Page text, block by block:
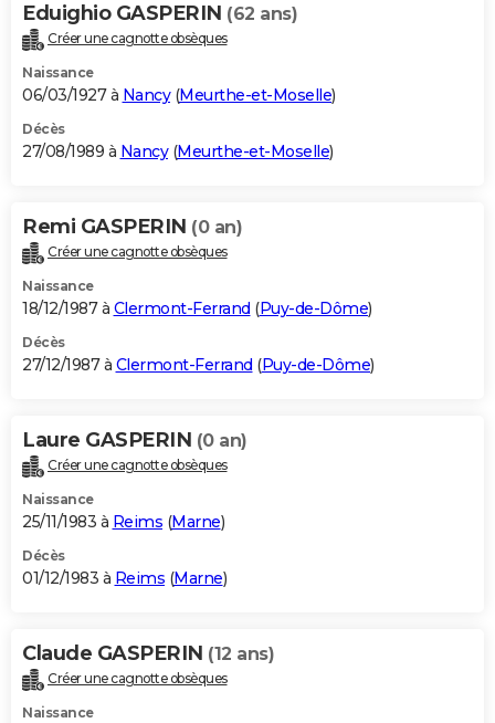
Eduighio GASPERIN (62 ans)
Créer une cagnotte obsèques
Naissance
06/03/1927 à Nancy(Meurthe-et-Moselle)
Décès
27/08/1989 à Nancy(Meurthe-et-Moselle)
Remi GASPERIN (0 an)
Créer une cagnotte obsèques
Naissance
18/12/1987 à Clermont-Ferrand (Puy-de-Dôme)
Décès
27/12/1987 à Clermont-Ferrand (Puy-de-Dôme)
Laure GASPERIN (0 an)
Créer une cagnotte obsèques
Naissance
25/11/1983 à Reims (Marne)
Décès
01/12/1983 à Reims (Marne)
Claude GASPERIN (12 ans)
Créer une cagnotte obsèques
Naissance